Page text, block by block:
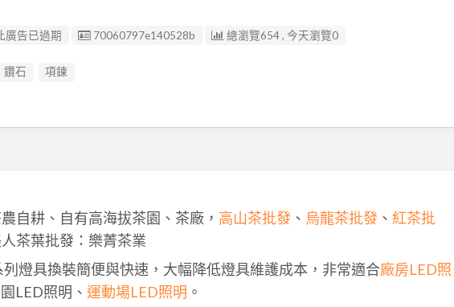
廣告已過期 廣告编號
70060797e140528b 總瀏覽654 , 今天瀏覽0
鑽石 項鍊
自耕、自有高海拔茶園、茶廠， 高山茶批發、 烏龍茶批發、 紅茶批
茶葉批發：樂菁茶業
燈具換裝簡便與快速，大幅降低燈具維護成本，非常適合廠房LED照
LED照明、 運動場LED照明 。